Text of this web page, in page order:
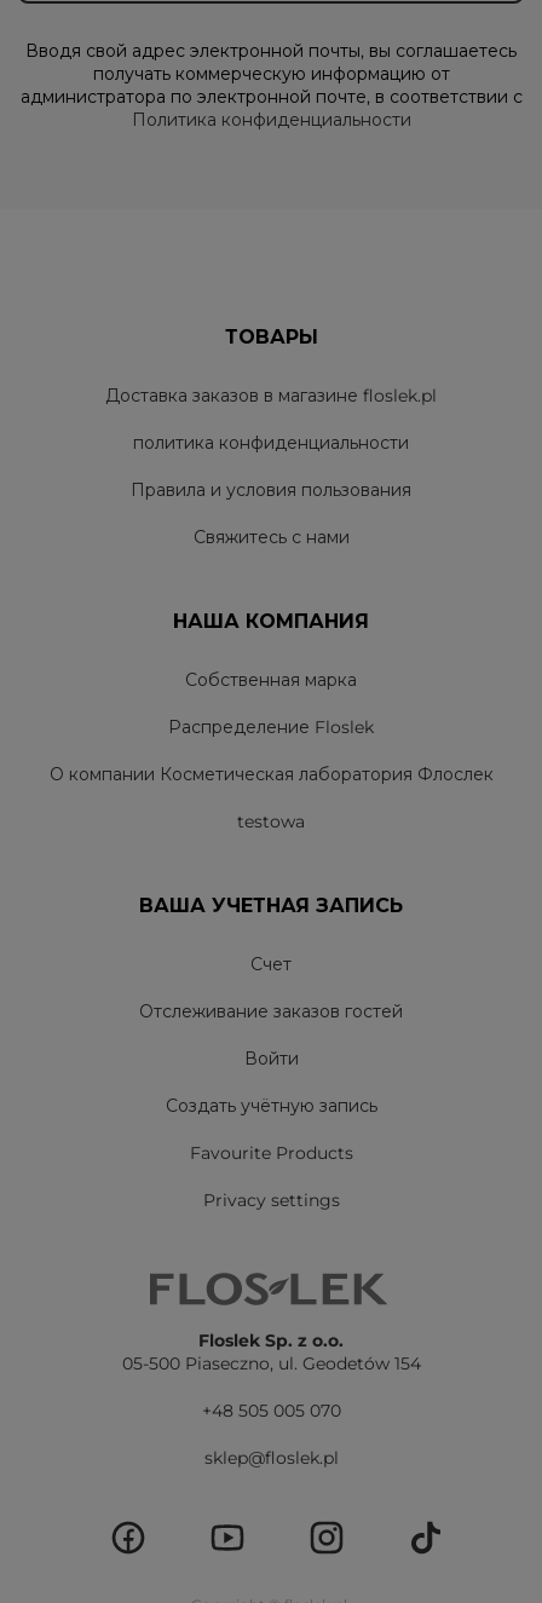
Вводя свой адрес электронной почты, вы соглашаетесь
получать коммерческую информацию от
администратора по электронной почте, в соответствии с
Политика конфиденциальности
ТОВАРЫ
Доставка заказов в магазине floslek.pl
политика конфиденциальности
Правила и условия пользования
Свяжитесь с нами
НАША КОМПАНИЯ
Собственная марка
Распределение Floslek
О компании Косметическая лаборатория Флослек
testowa
ВАША УЧЕТНАЯ ЗАПИСЬ
Счет
Отслеживание заказов гостей
Войти
Создать учётную запись
Favourite Products
Privacy settings
Floslek Sp. z o.o.
05-500 Piaseczno, ul. Geodetów 154
+48 505 005 070
sklep@floslek.pl